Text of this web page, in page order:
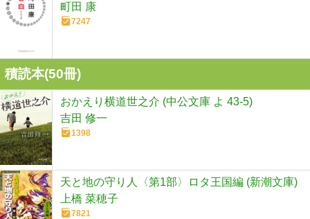
町田 康
7247
積読本(50冊)
おかえり横道世之介 (中公文庫 よ 43-5)
吉田 修一
1398
天と地の守り人〈第1部〉ロタ王国編 (新潮文庫)
上橋 菜穂子
7821